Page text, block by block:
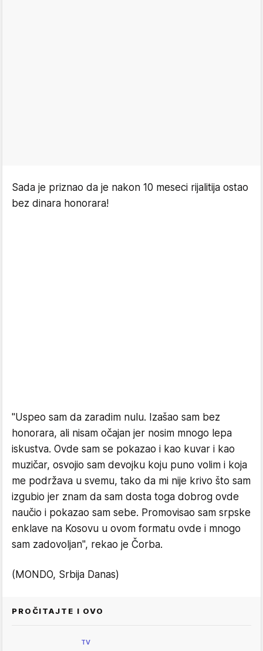
Sada je priznao da je nakon 10 meseci rijalitija ostao
bez dinara honorara!
"Uspeo sam da zaradim nulu. Izašao sam bez
honorara, ali nisam očajan jer nosim mnogo lepa
iskustva. Ovde sam se pokazao i kao kuvar i kao
muzičar, osvojio sam devojku koju puno volim i koja
me podržava u svemu, tako da mi nije krivo što sam
izgubio jer znam da sam dosta toga dobrog ovde
naučio i pokazao sam sebe. Promovisao sam srpske
enklave na Kosovu u ovom formatu ovde i mnogo
sam zadovoljan", rekao je Čorba.
(MONDO, Srbija Danas)
PROČITAJTE I OVO
TV